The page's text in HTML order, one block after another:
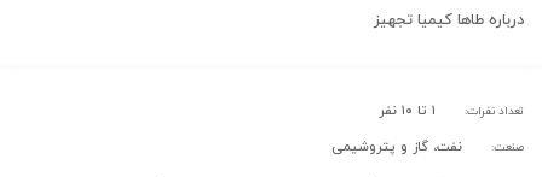
درباره طاها کیمیا تجهیز
تعداد نفرات: ۱ تا ۱۰ نفر
صنعت: نفت، گاز و پتروشیمی